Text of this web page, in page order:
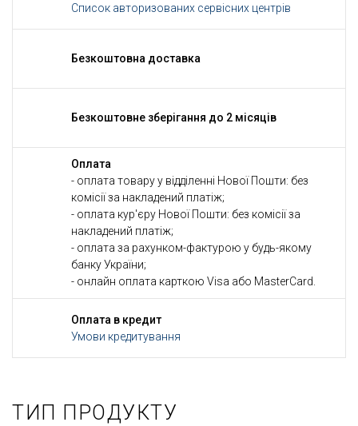
Список авторизованих сервісних центрів
Безкоштовна доставка
Безкоштовне зберігання до 2 місяців
Оплата
- оплата товару у відділенні Нової Пошти: без
комісії за накладений платіж;
- оплата кур'єру Нової Пошти: без комісії за
накладений платіж;
- оплата за рахунком-фактурою у будь-якому
банку України;
- онлайн оплата карткою Visa або MasterCard.
Оплата в кредит
Умови кредитування
ТИП ПРОДУКТУ